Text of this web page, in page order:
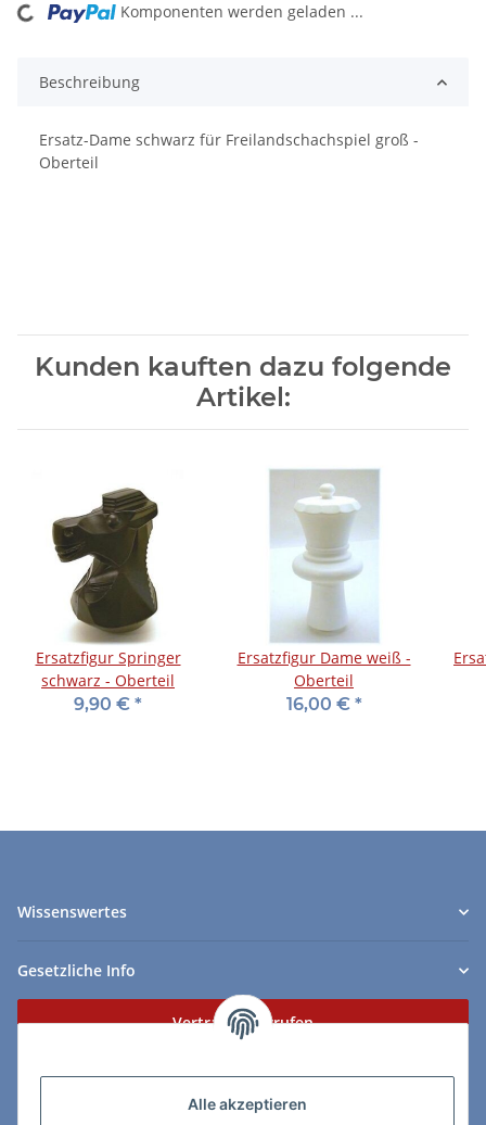
Alle akzeptieren
Loading... Komponenten werden geladen ...
Beschreibung
Ersatz-Dame schwarz für Freilandschachspiel groß -
Oberteil
Kunden kauften dazu folgende
Artikel:
Ersatzfigur Springer
schwarz - Oberteil
9,90 € *
Ersatzfigur Dame weiß -
Oberteil
16,00 € *
Wissenswertes
Gesetzliche Info
Vertrag widerrufen